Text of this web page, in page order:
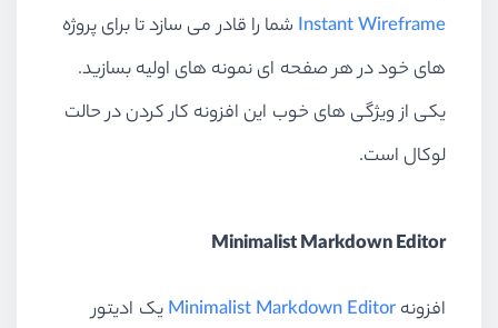
Instant Wireframe شما را قادر می سازد تا برای پروژه
های خود در هر صفحه ای نمونه های اولیه بسازید.
یکی از ویژگی های خوب این افزونه کار کردن در حالت
لوکال است.
Minimalist Markdown Editor
افزونهMinimalist Markdown Editorیک ادیتور